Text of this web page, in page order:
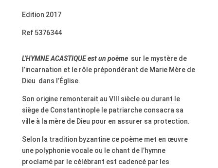
Edition 2017
Ref 5376344
L’HYMNE ACASTIQUE est un poèmesur le mystère de
l’incarnation et le rôle prépondérant de Marie Mère de
Dieu dans l’Église.
Son origine remonterait au VIII siècle ou durant le
siège de Constantinople le patriarche consacra sa
ville à la mère de Dieu pour en assurer sa protection.
Selon la tradition byzantine ce poème met en œuvre
une polyphonie vocale ou le chant de l’hymne
proclamé par le célébrant est cadencé par les